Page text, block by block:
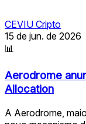
CEVIU Cripto
15 de jun. de 2026
📊
Aerodrome
Allocation
A Aerodrome,